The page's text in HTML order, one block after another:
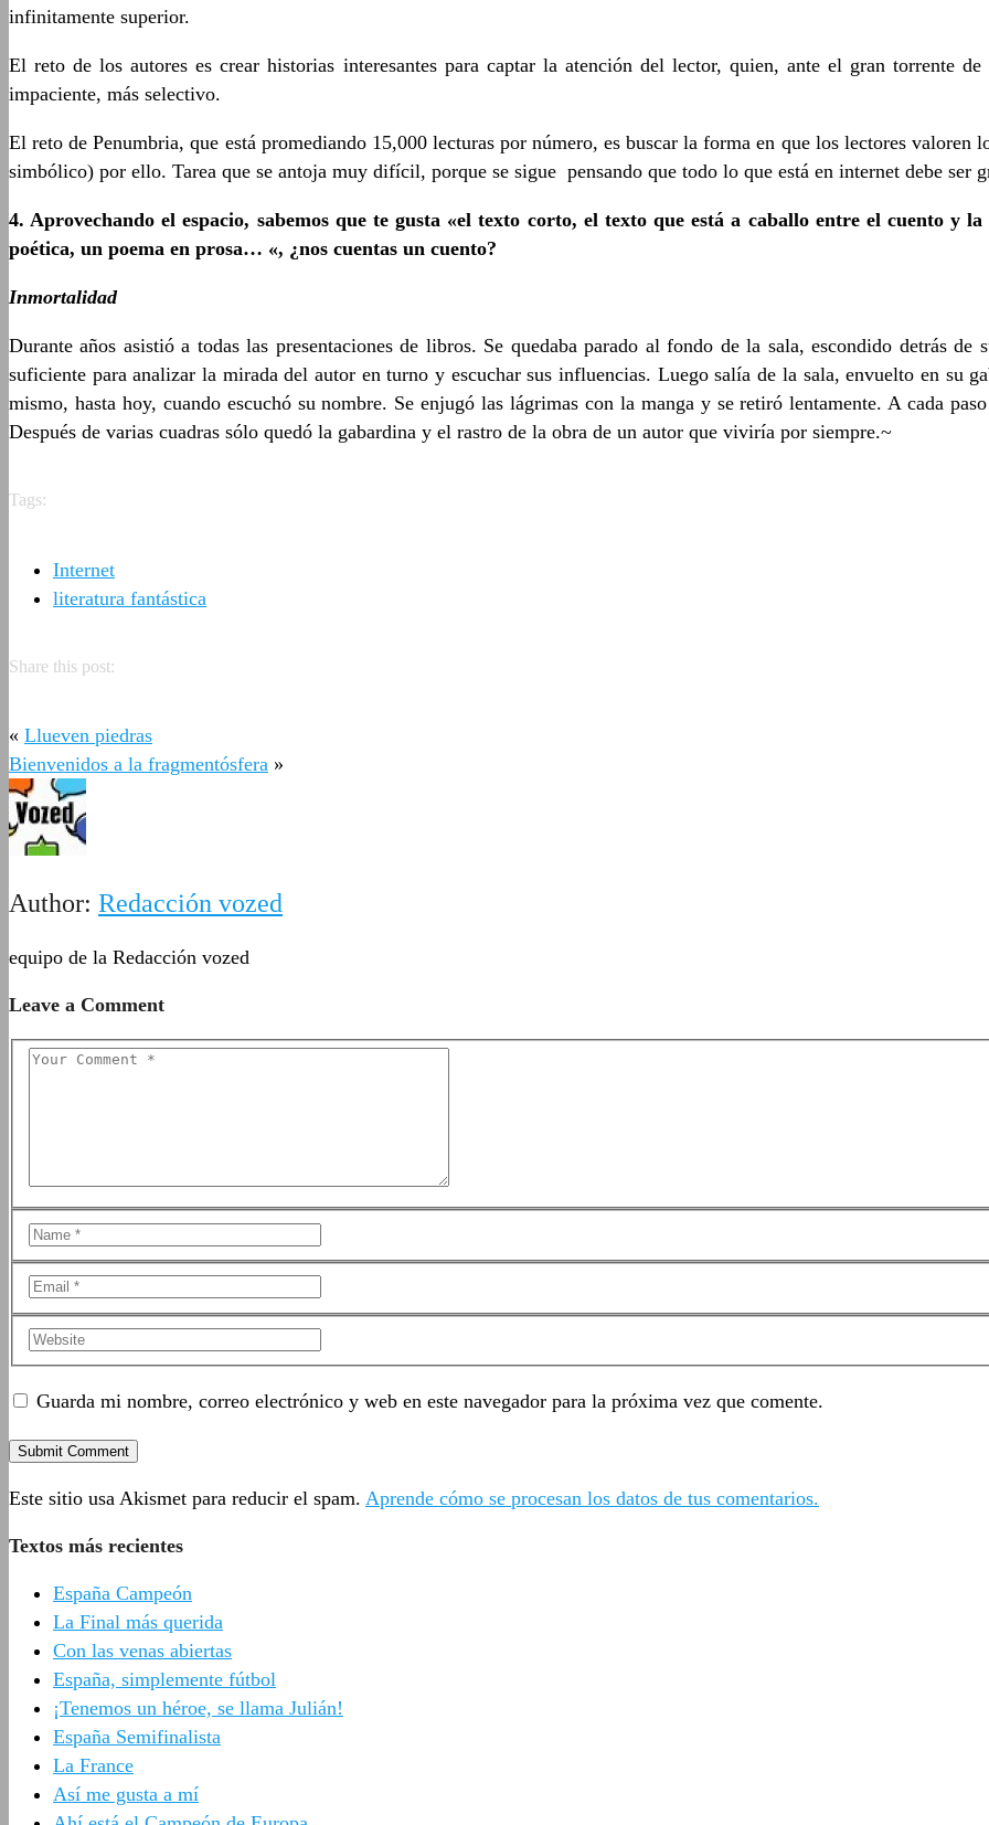
infinitamente superior.
El reto de los autores es crear historias interesantes para captar la atención del lector, quien, ante el gran torrente
impaciente, más selectivo.
El reto de Penumbria, que está promediando 15,000 lecturas por número, es buscar la forma en que los lectores valoren
simbólico) por ello. Tarea que se antoja muy difícil, porque se sigue pensando que todo lo que está en internet debe ser
4. Aprovechando el espacio, sabemos que te gusta «el texto corto, el texto que está a caballo entre el cuento y
poética, un poema en prosa… «, ¿nos cuentas un cuento?
Inmortalidad
Durante años asistió a todas las presentaciones de libros. Se quedaba parado al fondo de la sala, escondido detrás
suficiente para analizar la mirada del autor en turno y escuchar sus influencias. Luego salía de la sala, envuelto en su
mismo, hasta hoy, cuando escuchó su nombre. Se enjugó las lágrimas con la manga y se retiró lentamente. A cada
Después de varias cuadras sólo quedó la gabardina y el rastro de la obra de un autor que viviría por siempre.~
Tags:
Internet
literatura fantástica
Share this post:
« Llueven piedras
Bienvenidos a la fragmentósfera »
Author: Redacción vozed
equipo de la Redacción vozed
Leave a Comment
Guarda mi nombre, correo electrónico y web en este navegador para la próxima vez que comente.
Este sitio usa Akismet para reducir el spam. Aprende cómo se procesan los datos de tus comentarios.
Textos más recientes
España Campeón
La Final más querida
Con las venas abiertas
España, simplemente fútbol
¡Tenemos un héroe, se llama Julián!
España Semifinalista
La France
Así me gusta a mí